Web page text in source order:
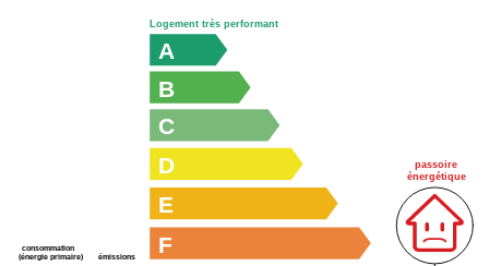
consommation
(énergie primaire)
émissions
passoire
énergétique
F
E
D
C
B
A
Logement très performant